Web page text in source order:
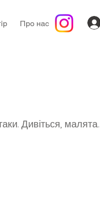
Про нас
Дивіться,